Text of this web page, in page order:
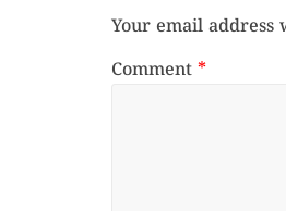
Your email address
Comment *